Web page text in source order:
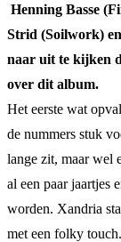
Henning Basse
Strid (Soilwork)
naar uit te kijken
over dit album.
Het eerste wat
de nummers stuk
lange zit, maar wel
al een paar jaartjes
worden. Xandria
met een folky